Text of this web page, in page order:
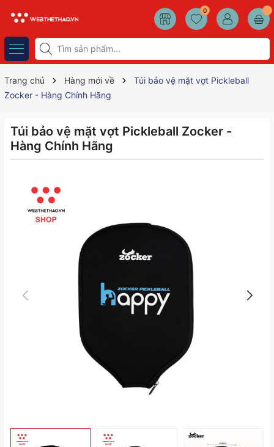
0
Trang chủ Hàng mới về
Túi bảo vệ mặt vợt Pickleball
Zocker - Hàng Chính Hãng
Túi bảo vệ mặt vợt Pickleball Zocker -
Hàng Chính Hãng